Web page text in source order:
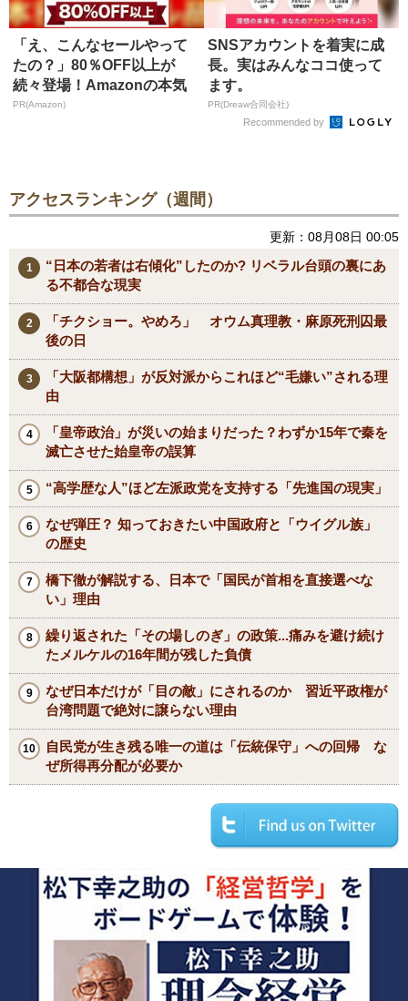
「え、こんなセールやって
たの？」80％OFF以上が
続々登場！Amazonの本気
が...
PR(Amazon)
SNSアカウントを着実に成
長。実はみんなココ使って
ます。
PR(Dreaw合同会社)
Recommended by
アクセスランキング（週間）
更新：08月08日 00:05
“日本の若者は右傾化”したのか? リベラル台頭の裏にあ
る不都合な現実
「チクショー。やめろ」 オウム真理教・麻原死刑囚最
後の日
「大阪都構想」が反対派からこれほど“毛嫌い”される理
由
「皇帝政治」が災いの始まりだった？わずか15年で秦を
滅亡させた始皇帝の誤算
“高学歴な人”ほど左派政党を支持する「先進国の現実」
なぜ弾圧？ 知っておきたい中国政府と「ウイグル族」
の歴史
橋下徹が解説する、日本で「国民が首相を直接選べな
い」理由
繰り返された「その場しのぎ」の政策...痛みを避け続け
たメルケルの16年間が残した負債
なぜ日本だけが「目の敵」にされるのか 習近平政権が
台湾問題で絶対に譲らない理由
自民党が生き残る唯一の道は「伝統保守」への回帰 な
ぜ所得再分配が必要か